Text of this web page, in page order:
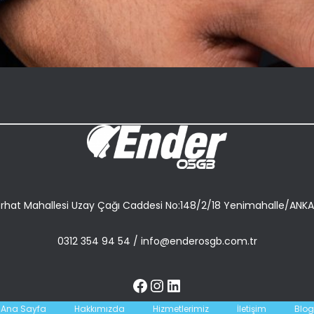
Mahallesi Uzay Çağı Caddesi No:148/2/18 Yenimahalle/
0312 354 94 54 / info@enderosgb.com.tr
Ana Sayfa Hakkımızda Hizmetlerimiz İletişim Blog